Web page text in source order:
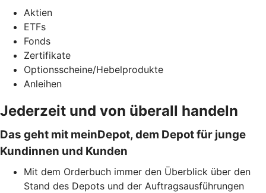
Aktien
ETFs
Fonds
Zertifikate
Optionsscheine/Hebelprodukte
Anleihen
Jederzeit und von überall handeln
Das geht mit meinDepot, dem Depot für junge
Kundinnen und Kunden
Mit dem Orderbuch immer den Überblick über den
Stand des Depots und der Auftragsausführungen